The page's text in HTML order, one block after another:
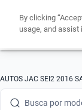
AUTOS JAC SEI2 2016
Busca por
Busca por
By clicking
usage, and